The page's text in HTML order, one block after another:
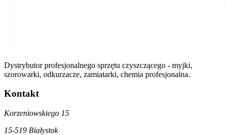
Dystrybutor profesjonalnego sprzętu czyszczącego - myjki,
szorowarki, odkurzacze, zamiatarki, chemia profesjonalna.
Kontakt
Korzeniowskiego 15
15-519 Białystok